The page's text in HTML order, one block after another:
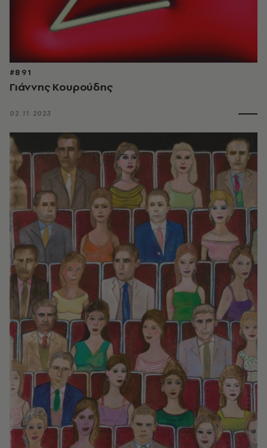
#891
Γιάννης Κουρούδης
02.11.2023